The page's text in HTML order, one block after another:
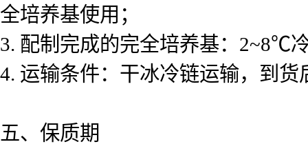
全培养基使用；
3. 配制完成的完全培养基：2~8℃
4. 运输条件：干冰冷链运输，到
五、保质期